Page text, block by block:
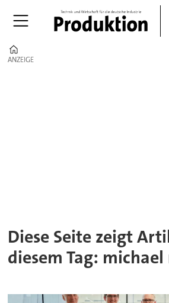
ANZEIGE
ANZEIGE
Diese Seite zeigt
diesem Tag: